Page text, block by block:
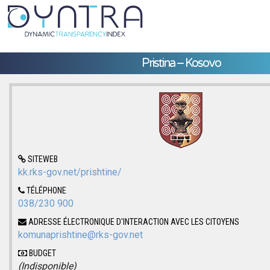
Pristina – Kosovo
SITEWEB
kk.rks-gov.net/prishtine/
TÉLÉPHONE
038/230 900
ADRESSE ÉLECTRONIQUE D'INTERACTION AVEC LES CITOYENS
komunaprishtine@rks-gov.net
BUDGET
(Indisponible)